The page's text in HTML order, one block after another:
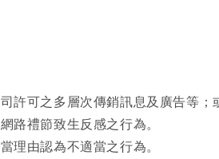
可之多層次傳銷訊息及廣告等；
路禮節致生反感之行為。
理由認為不適當之行為。